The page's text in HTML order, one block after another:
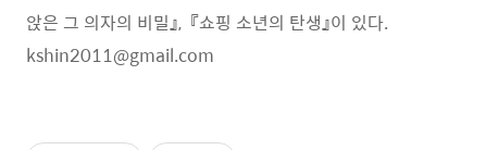
앉은 그 의자의 비밀』, 『쇼핑 소년의 탄생』이 있다.
kshin2011@gmail.com